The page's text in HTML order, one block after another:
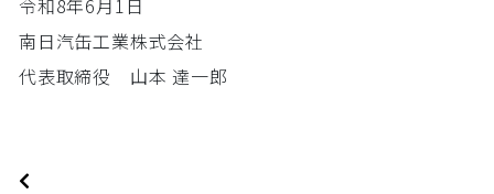
令和8年6月1日
南日汽缶工業株式会社
代表取締役 山本 達一郎